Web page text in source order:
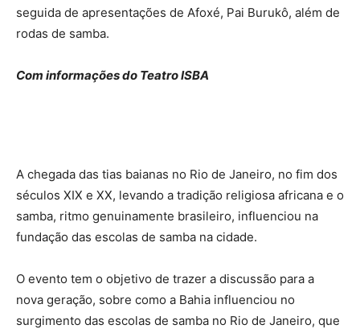
seguida de apresentações de Afoxé, Pai Burukô, além de
rodas de samba.
Com informações do Teatro ISBA
A chegada das tias baianas no Rio de Janeiro, no fim dos
séculos XIX e XX, levando a tradição religiosa africana e o
samba, ritmo genuinamente brasileiro, influenciou na
fundação das escolas de samba na cidade.
O evento tem o objetivo de trazer a discussão para a
nova geração, sobre como a Bahia influenciou no
surgimento das escolas de samba no Rio de Janeiro, que